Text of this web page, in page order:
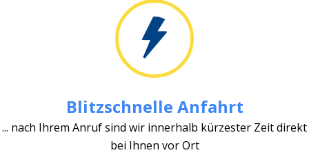
Blitzschnelle Anfahrt
... nach Ihrem Anruf sind wir innerhalb kürzester Zeit direkt
bei Ihnen vor Ort